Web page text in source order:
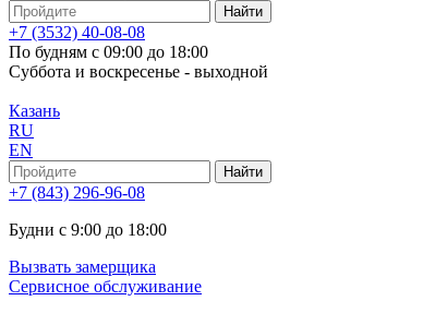
+7 (3532) 40-08-08
По будням с 09:00 до 18:00
Суббота и воскресенье - выходной
Казань
RU
EN
+7 (843) 296-96-08
Будни с 9:00 до 18:00
Вызвать замерщика
Сервисное обслуживание